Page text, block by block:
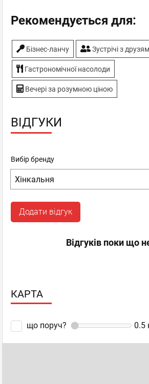
Рекомендується для:
Бiзнес-ланчу Зустрічі з
Гастрономічної насолоди
Вечері за розумною ціною
ВІДГУКИ
Вибір бренду
Додати відгук
Відгуків поки що
КАРТА
що поруч? 0.5